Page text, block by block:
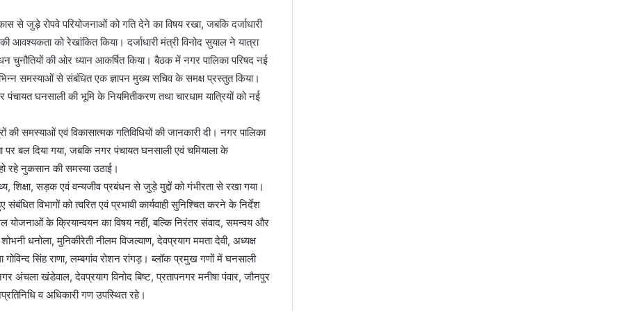
से जुड़े रोपवे परियोजनाओं को गति देने का विषय रखा, जबकि दर्जाधारी
को रेखांकित किया। दर्जाधारी मंत्री विनोद सुयाल ने यात्रा
चुनौतियों की ओर ध्यान आकर्षित किया। बैठक में नगर पालिका परिषद नई
समस्याओं से संबंधित एक ज्ञापन मुख्य सचिव के समक्ष प्रस्तुत किया।
घनसाली की भूमि के नियमितीकरण तथा चारधाम यात्रियों को नई
समस्याओं एवं विकासात्मक गतिविधियों की जानकारी दी। नगर पालिका
पर बल दिया गया, जबकि नगर पंचायत घनसाली एवं चमियाला के
रहे नुकसान की समस्या उठाई।
शिक्षा, सड़क एवं वन्यजीव प्रबंधन से जुड़े मुद्दों को गंभीरता से रखा गया।
विभागों को त्वरित एवं प्रभावी कार्यवाही सुनिश्चित करने के निर्देश
के क्रियान्वयन का विषय नहीं, बल्कि निरंतर संवाद, समन्वय और
धनोला, मुनिकीरेती नीलम विजल्वाण, देवप्रयाग ममता देवी, अध्यक्ष
गोविन्द सिंह राणा, लम्बगांव रोशन रांगड़। ब्लॉक प्रमुख गणों में घनसाली
अंचला खंडेवाल, देवप्रयाग विनोद बिष्ट, प्रतापनगर मनीषा पंवार, जौनपुर
व अधिकारी गण उपस्थित रहे।